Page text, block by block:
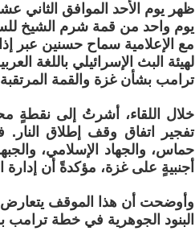
ظهر يوم الأحد الموافق الثاني
يوم واحد من قمة شرم الشيخ
مع الإعلامية سماح حسنين عبر
لهيئة البث الإسرائيلي باللغة
ترامب بشأن غزة والقمة المرتقبة
خلال اللقاء، أشرتُ إلى نقطةٍ
تفجير اتفاق وقف إطلاق
حماس، والجهاد الإسلامي،
أجنبيةٍ على غزة، مؤكدةً أن
وأوضحت أن هذا الموقف
البنود الجوهرية في خطة ترامب